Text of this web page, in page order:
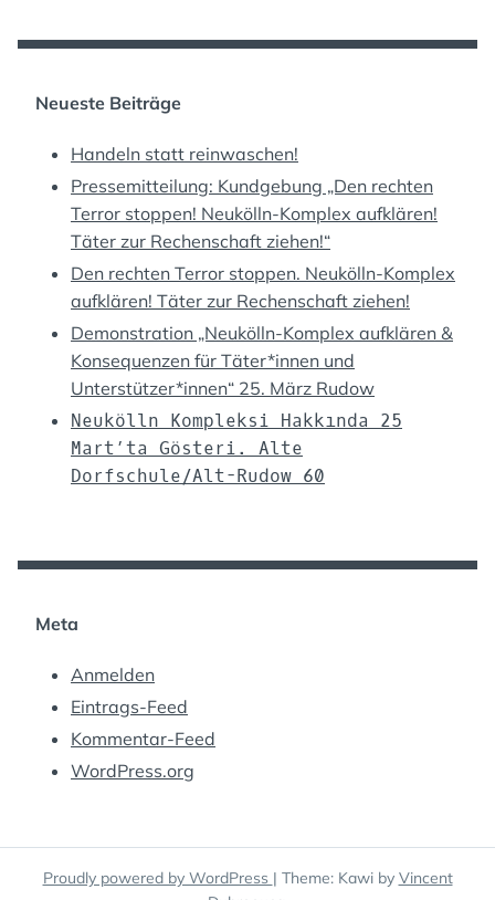
Neueste Beiträge
Handeln statt reinwaschen!
Pressemitteilung: Kundgebung „Den rechten
Terror stoppen! Neukölln-Komplex aufklären!
Täter zur Rechenschaft ziehen!“
Den rechten Terror stoppen. Neukölln-Komplex
aufklären! Täter zur Rechenschaft ziehen!
Demonstration „Neukölln-Komplex aufklären &
Konsequenzen für Täter*innen und
Unterstützer*innen“ 25. März Rudow
Neukölln Kompleksi Hakkında 25
Mart’ta Gösteri. Alte
Dorfschule/Alt-Rudow 60
Meta
Anmelden
Eintrags-Feed
Kommentar-Feed
WordPress.org
Proudly powered by WordPress | Theme: Kawi by Vincent